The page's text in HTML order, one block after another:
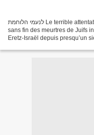
לנעמי הלוחמת Le terrible attentat de Halamish, qui s’inscrit dans la chaîne
sans fin des meurtres de Juifs
Eretz-Israël depuis presqu’un